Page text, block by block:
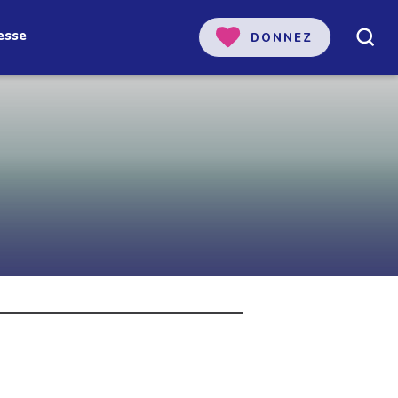
notre
DONNEZ